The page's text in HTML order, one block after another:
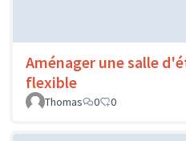
Aménager une salle
flexible
Thomas
0 0